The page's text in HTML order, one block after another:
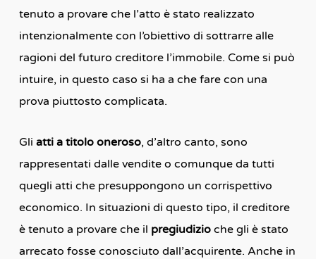
tenuto a provare che l’atto è stato realizzato
intenzionalmente con l’obiettivo di sottrarre alle
ragioni del futuro creditore l’immobile. Come si può
intuire, in questo caso si ha a che fare con una
prova piuttosto complicata.
Gli atti a titolo oneroso, d’altro canto, sono
rappresentati dalle vendite o comunque da tutti
quegli atti che presuppongono un corrispettivo
economico. In situazioni di questo tipo, il creditore
è tenuto a provare che il pregiudizioche gli è stato
arrecato fosse conosciuto dall’acquirente. Anche in